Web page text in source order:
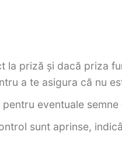
la priză și dacă priza
a te asigura că nu
eventuale
sunt aprinse,